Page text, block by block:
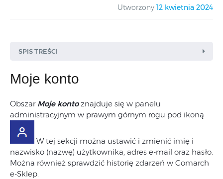
Utworzony 12 kwietnia 2024
SPIS TREŚCI
Dane konta
Historia logowania
Moje konto
Obszar Moje kontoznajduje się w panelu
administracyjnym w prawym górnym rogu pod ikoną
W tej sekcji można ustawić i zmienić imię i
nazwisko (nazwę) użytkownika, adres e-mail oraz hasło.
Można również sprawdzić historię zdarzeń w Comarch
e-Sklep.